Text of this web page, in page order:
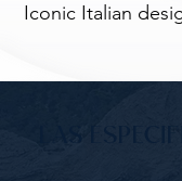
Iconic Italian